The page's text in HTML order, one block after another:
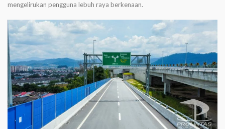
mengelirukan pengguna lebuh raya berkenaan.